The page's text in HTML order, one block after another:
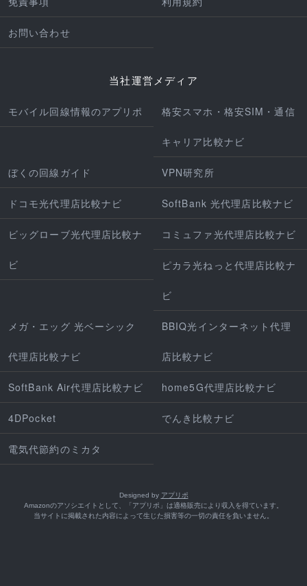
お問い合わせ
当社運営メディア
モバイル回線情報のアプリポ 格安スマホ・格安SIM・通信
キャリア比較ナビ
ぼくの回線ガイド VPN研究所
ドコモ光代理店比較ナビ SoftBank 光代理店比較ナビ
ビッグローブ光代理店比較ナ
ビ
コミュファ光代理店比較ナビ
ピカラ光ねっと代理店比較ナ
ビ
メガ・エッグ 光ベーシック
代理店比較ナビ
BBIQ光インターネット代理
店比較ナビ
SoftBank Air代理店比較ナビ home5G代理店比較ナビ
4DPocket でんき比較ナビ
電気代節約のミカタ
Designed by アプリポ
Amazonのアソシエイトとして、「アプリポ」は適格販売により収入を得ています。
当サイトに掲載された内容によって生じた損害等の一切の責任を負いません。